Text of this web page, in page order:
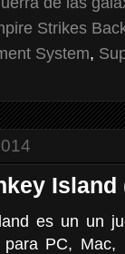
Strikes
System,
Island
es un un
PC,